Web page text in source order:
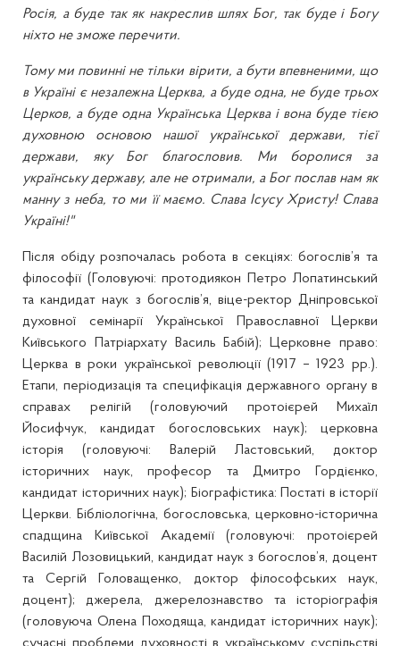
Росія, а буде так як накреслив шлях Бог, так буде і Богу
ніхто не зможе перечити.
Тому ми повинні не тільки вірити, а бути впевненими, що
в Україні є незалежна Церква, а буде одна, не буде трьох
Церков, а буде одна Українська Церква і вона буде тією
духовною основою нашої української держави, тієї
держави, яку Бог благословив. Ми боролися за
українську державу, але не отримали, а Бог послав нам як
манну з неба, то ми її маємо. Слава Ісусу Христу! Слава
Україні!"
Після обіду розпочалась робота в секціях: богослів’я та
філософії (Головуючі: протодиякон Петро Лопатинський
та кандидат наук з богослів’я, віце-ректор Дніпровської
духовної семінарії Української Православної Церкви
Київського Патріархату Василь Бабій); Церковне право:
Церква в роки української революції (1917 – 1923 рр.).
Етапи, періодизація та специфікація державного органу в
справах релігій (головуючий протоієрей Михаїл
Йосифчук, кандидат богословських наук); церковна
історія (головуючі: Валерій Ластовський, доктор
історичних наук, професор та Дмитро Гордієнко,
кандидат історичних наук); Біографістика: Постаті в історії
Церкви. Бібліологічна, богословська, церковно-історична
спадщина Київської Академії (головуючі: протоієрей
Василій Лозовицький, кандидат наук з богослов’я, доцент
та Сергій Головащенко, доктор філософських наук,
доцент); джерела, джерелознавство та історіографія
(головуюча Олена Походяща, кандидат історичних наук);